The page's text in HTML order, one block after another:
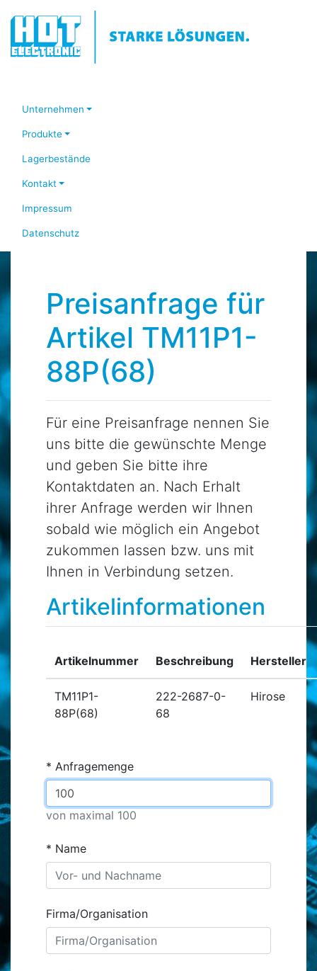
Unternehmen
Produkte
Lagerbestände
Kontakt
Impressum
Datenschutz
Preisanfrage für
Artikel TM11P1-
88P(68)
Für eine Preisanfrage nennen Sie
uns bitte die gewünschte Menge
und geben Sie bitte ihre
Kontaktdaten an. Nach Erhalt
ihrer Anfrage werden wir Ihnen
sobald wie möglich ein Angebot
zukommen lassen bzw. uns mit
Ihnen in Verbindung setzen.
Artikelinformationen
Artikelnummer Beschreibung Hersteller
TM11P1-
88P(68)
222-2687-0-
68
Hirose
Anfragemenge
von maximal 100
Name
Firma/Organisation